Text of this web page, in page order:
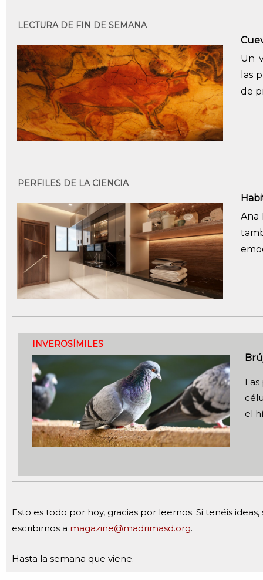
LECTURA DE FIN DE SEMANA
Un
las
de
PERFILES DE LA CIENCIA
Ana
INVEROSÍMILES
el
Esto es todo por hoy, gracias por leernos. Si tenéis
escribirnos a magazine@madrimasd.org.
Hasta la semana que viene.